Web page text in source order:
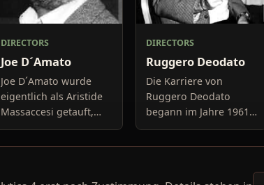
DIRECTORS
Joe D´Amato
Joe D´Amato wurde
eigentlich als Aristide
Massaccesi getauft,
doch bekannt wurde
DIRECTORS
Ruggero Deodato
Die Karriere von
Ruggero Deodato
begann im Jahre 1961
mit 22 Jahren, als er